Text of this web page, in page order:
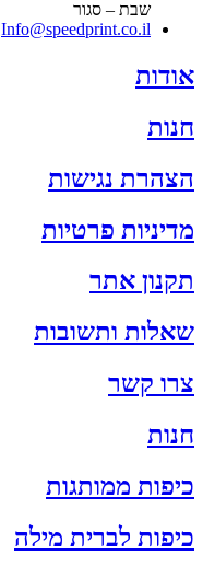
שבת – סגור
Info@speedprint.co.il
אודות
חנות
הצהרת נגישות
מדיניות פרטיות
תקנון אתר
שאלות ותשובות
צרו קשר
חנות
כיפות ממותגות
כיפות לברית מילה